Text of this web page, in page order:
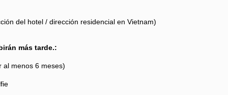
del hotel / dirección residencial en Vietnam)
más tarde.:
al menos 6 meses)